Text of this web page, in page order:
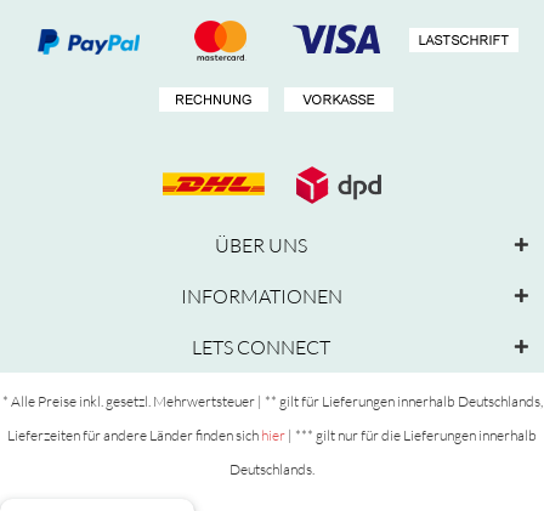
ÜBER UNS
INFORMATIONEN
LETS CONNECT
* Alle Preise inkl. gesetzl. Mehrwertsteuer | ** gilt für Lieferungen innerhalb Deutschlands,
Lieferzeiten für andere Länder finden sich hier | *** gilt nur für die Lieferungen innerhalb
Deutschlands.